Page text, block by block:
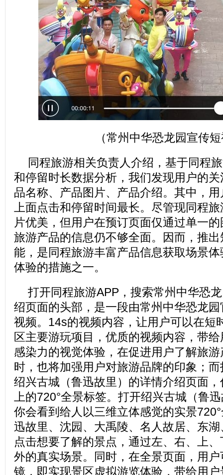
（常州中华恐龙园宣传
同程旅游相关负责人介绍，基于同程
和停留时长数据分析，我们发现用户的
品名称、产品图片、产品介绍。其中，
上面点击和停留时间最长。尽管现同程
片优美，但用户在预订页面仅通过单一
旅游产品的信息仍不够全面。因而，推
能，是同程旅游丰富产品信息获取场景
体验的措施之一。
打开同程旅游APP，搜索常州中华恐
绍页面的头部，是一段由常州中华恐龙
视频。14s的视频内容，让用户可以在短
区主要游玩项目，优质的视频内容，带
感染力的视觉体验，在促进用户了解旅
时，也将加强用户对旅游品牌的印象；
绍兴古城（鲁迅故里）的详情介绍页面
上的720°全景标签。打开绍兴古城（鲁
你会看到给人以三维立体感觉的实景
迅故里、沈园、大禹陵、名人故居、东
点击想要了解的景点，通过左、右、上
外的真实场景。同时，在全景页面，用
镜，即实现景区虚拟游览体验，带给用